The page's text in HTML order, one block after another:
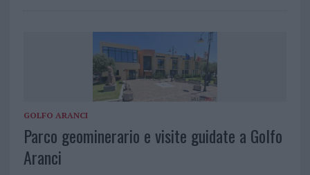
GOLFO ARANCI
Parco geominerario e visite guidate a Golfo
Aranci